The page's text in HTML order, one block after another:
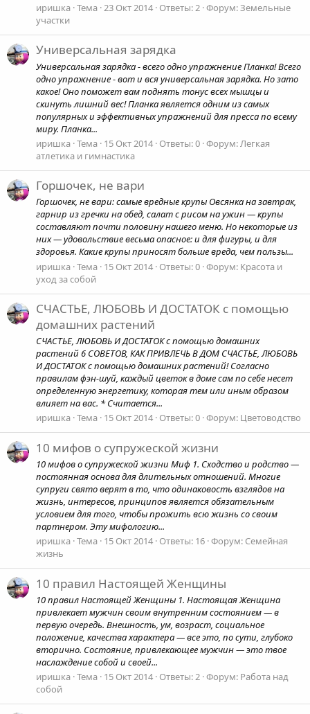
иришка Тема 23 Окт 2014 Ответы: 2 Форум:Земельные
участки
Универсальная зарядка
Универсальная зарядка - всего одно упражнение Планка! Всего
одно упражнение - вот и вся универсальная зарядка. Но зато
какое! Оно поможет вам поднять тонус всех мышцы и
скинуть лишний вес! Планка является одним из самых
популярных и эффективных упражнений для пресса по всему
миру. Планка...
иришка Тема 15 Окт 2014 Ответы: 0 Форум:Легкая
атлетика и гимнастика
Горшочек, не вари
Горшочек, не вари: самые вредные крупы Овсянка на завтрак,
гарнир из гречки на обед, салат с рисом на ужин — крупы
составляют почти половину нашего меню. Но некоторые из
них — удовольствие весьма опасное: и для фигуры, и для
здоровья. Какие крупы приносят больше вреда, чем пользы...
иришка Тема 15 Окт 2014 Ответы: 0 Форум: Красота и
уход за собой
СЧАСТЬЕ, ЛЮБОВЬ И ДОСТАТОК с помощью
домашних растений
СЧАСТЬЕ, ЛЮБОВЬ И ДОСТАТОК с помощью домашних
растений 6 СОВЕТОВ, КАК ПРИВЛЕЧЬ В ДОМ СЧАСТЬЕ, ЛЮБОВЬ
И ДОСТАТОК с помощью домашних растений! Согласно
правилам фэн-шуй, каждый цветок в доме сам по себе несет
определенную энергетику, которая тем или иным образом
влияет на вас. * Считается...
иришка Тема 15 Окт 2014 Ответы: 0 Форум: Цветоводство
10 мифов о супружеской жизни
10 мифов о супружеской жизни Миф 1. Сходство и родство —
постоянная основа для длительных отношений. Многие
супруги свято верят в то, что одинаковость взглядов на
жизнь, интересов, принципов является обязательным
условием для того, чтобы прожить всю жизнь со своим
партнером. Эту мифологию...
иришка Тема 15 Окт 2014 Ответы: 16 Форум: Семейная
жизнь
10 правил Настоящей Женщины
10 правил Настоящей Женщины 1. Настоящая Женщина
привлекает мужчин своим внутренним состоянием — в
первую очередь. Внешность, ум, возраст, социальное
положение, качества характера — все это, по сути, глубоко
вторично. Состояние, привлекающее мужчин — это твое
наслаждение собой и своей...
иришка Тема 15 Окт 2014 Ответы: 2 Форум: Работа над
собой